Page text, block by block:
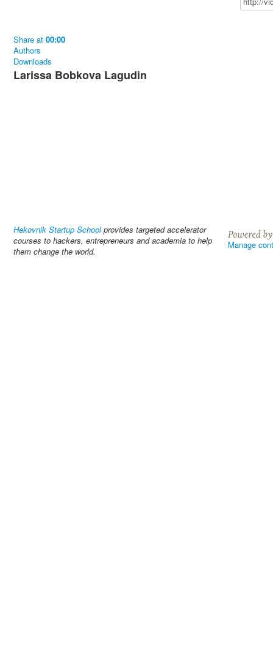
Share at 00:00
Authors
Downloads
Larissa Bobkova Lagudin
Hekovnik Startup Schoolprovides targeted accelerator
courses to hackers, entrepreneurs and academia to help
them change the world.
Manage